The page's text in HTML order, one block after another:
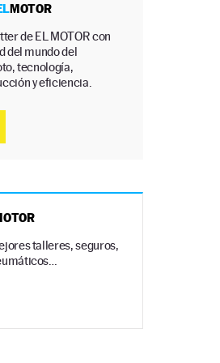
MOTOR
de EL MOTOR con
del mundo del
tecnología,
y eficiencia.
talleres, seguros,